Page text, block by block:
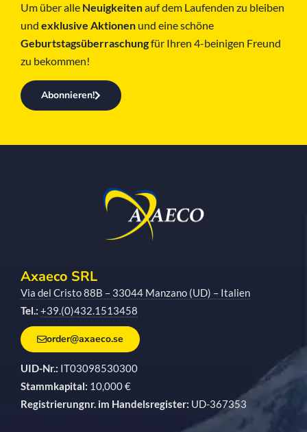
Um über alle Neuigkeitenauf dem Laufenden zu bleiben
und exklusive Aktionen und eine schöne
Geburtstagsüberraschungfür Ihren 4-beinigen Freund
zu bekommen!
Abonnieren!
Axaeco SRL
Via del Cristo 88B – 33044 Manzano (UD) – Italien
Tel.: +39.(0)432.1513458
order@axaeco.se
UID-Nr.: IT03098530300
Stammkapital: 10,000 €
Registrierungnr. im Handelsregister: UD-367353